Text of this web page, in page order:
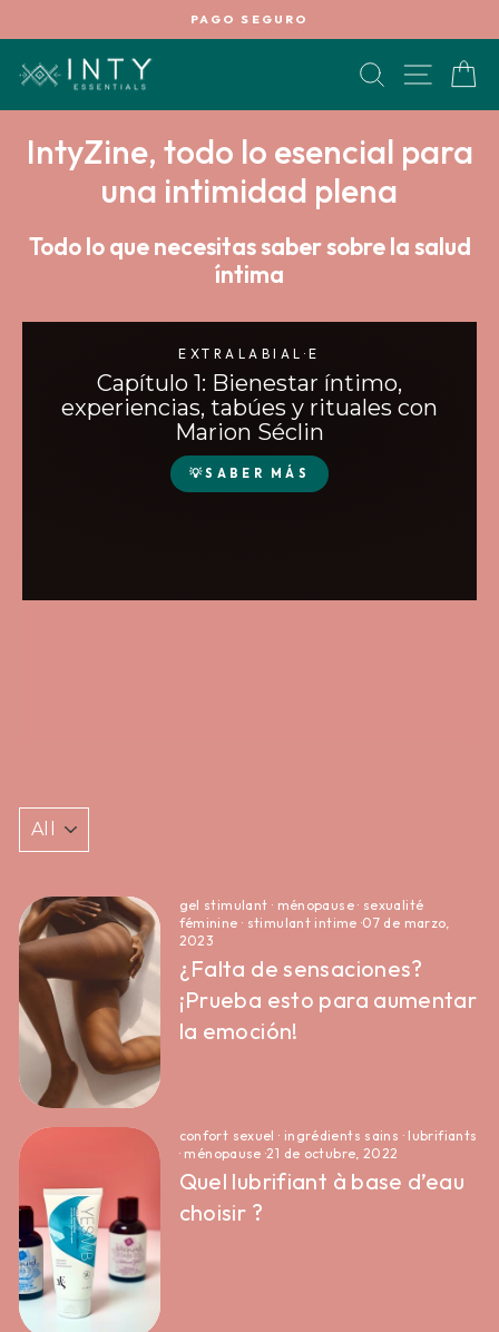
contenido
diapositivas
PAGO SEGURO
BUSCAR
IntyZine, todo lo esencial para
una intimidad plena
Todo lo que necesitas saber sobre la salud
íntima
EXTRALABIAL·E
Capítulo 1: Bienestar íntimo,
experiencias, tabúes y rituales con
Marion Séclin
💡SABER MÁS
gel stimulant · ménopause· sexualité
féminine · stimulant intime ·07 de marzo,
2023
¿Falta de sensaciones?
¡Prueba esto para aumentar
la emoción!
confort sexuel · ingrédients sains · lubrifiants
· ménopause ·21 de octubre, 2022
Quel lubrifiant à base d’eau
choisir ?